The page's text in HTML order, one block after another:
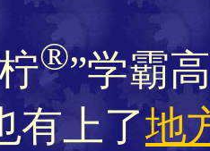
®”学霸
有上了地